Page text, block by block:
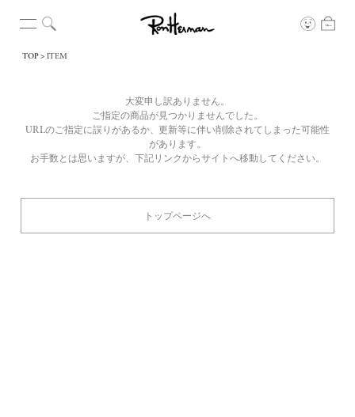
TOP ITEM
大変申し訳ありません。
ご指定の商品が見つかりませんでした。
URLのご指定に誤りがあるか、更新等に伴い削除されてしまった可能性
があります。
お手数とは思いますが、下記リンクからサイトへ移動してください。
トップページへ